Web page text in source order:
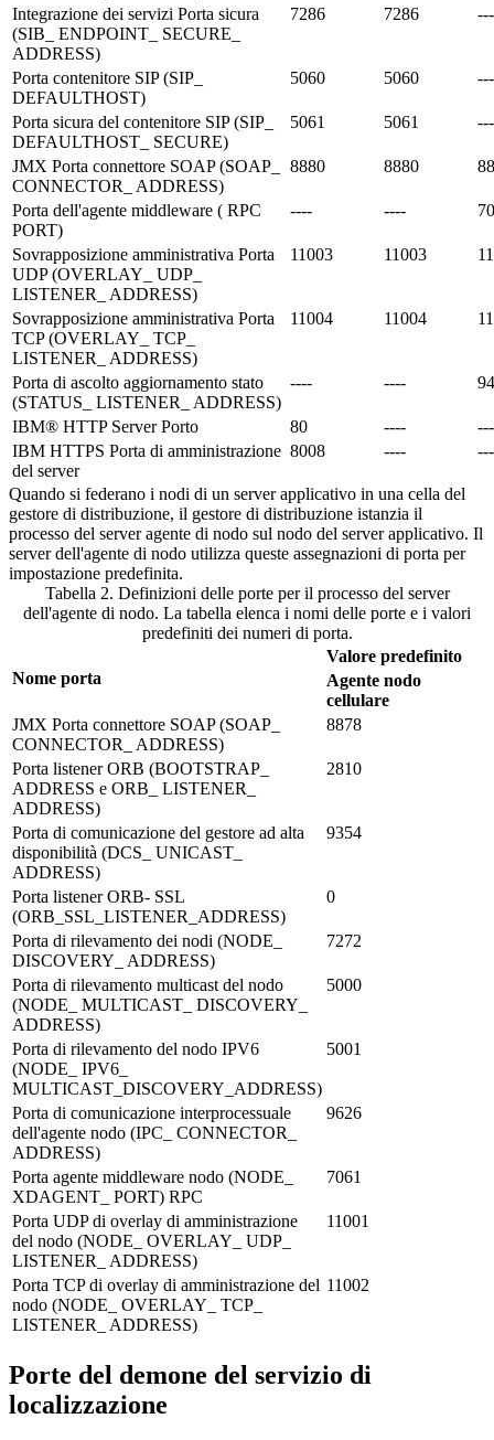
Integrazione dei servizi Porta sicura
(SIB_ ENDPOINT_ SECURE_
ADDRESS)
7286 7286
Porta contenitore SIP (SIP_
DEFAULTHOST)
5060 5060
Porta sicura del contenitore SIP (SIP_
DEFAULTHOST_ SECURE)
5061 5061
JMX Porta connettore SOAP (SOAP_
CONNECTOR_ ADDRESS)
8880 8880
Porta dell'agente middleware ( RPC
PORT)
---- ----
Sovrapposizione amministrativa Porta
UDP (OVERLAY_ UDP_
LISTENER_ ADDRESS)
11003 11003
Sovrapposizione amministrativa Porta
TCP (OVERLAY_ TCP_
LISTENER_ ADDRESS)
11004 11004
Porta di ascolto aggiornamento stato
(STATUS_ LISTENER_ ADDRESS)
---- ----
IBM® HTTP Server Porto 80 ----
IBM HTTPS Porta di amministrazione
del server
8008 ----
Quando si federano i nodi di un server applicativo in una cella del
gestore di distribuzione, il gestore di distribuzione istanzia il
processo del server agente di nodo sul nodo del server applicativo. Il
server dell'agente di nodo utilizza queste assegnazioni di porta per
impostazione predefinita.
Tabella 2. Definizioni delle porte per il processo del server
dell'agente di nodo. La tabella elenca i nomi delle porte e i valori
predefiniti dei numeri di porta.
Nome porta
Valore predefinito
Agente nodo
cellulare
JMX Porta connettore SOAP (SOAP_
CONNECTOR_ ADDRESS)
8878
Porta listener ORB (BOOTSTRAP_
ADDRESS e ORB_ LISTENER_
ADDRESS)
2810
Porta di comunicazione del gestore ad alta
disponibilità (DCS_ UNICAST_
ADDRESS)
9354
Porta listener ORB- SSL
(ORB_SSL_LISTENER_ADDRESS)
0
Porta di rilevamento dei nodi (NODE_
DISCOVERY_ ADDRESS)
7272
Porta di rilevamento multicast del nodo
(NODE_ MULTICAST_ DISCOVERY_
ADDRESS)
5000
Porta di rilevamento del nodo IPV6
(NODE_ IPV6_
MULTICAST_DISCOVERY_ADDRESS)
5001
Porta di comunicazione interprocessuale
dell'agente nodo (IPC_ CONNECTOR_
ADDRESS)
9626
Porta agente middleware nodo (NODE_
XDAGENT_ PORT) RPC
7061
Porta UDP di overlay di amministrazione
del nodo (NODE_ OVERLAY_ UDP_
LISTENER_ ADDRESS)
11001
Porta TCP di overlay di amministrazione del
nodo (NODE_ OVERLAY_ TCP_
LISTENER_ ADDRESS)
11002
Porte del demone del servizio di
localizzazione